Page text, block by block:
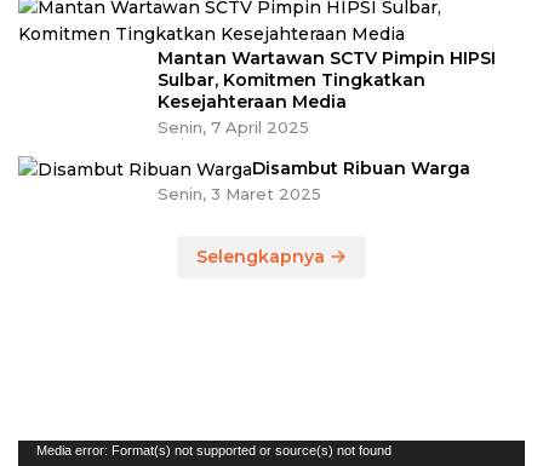
Mantan Wartawan SCTV Pimpin HIPSI
Sulbar, Komitmen Tingkatkan
Kesejahteraan Media
Senin, 7 April 2025
Disambut Ribuan Warga
Senin, 3 Maret 2025
Selengkapnya
Pemutar
Media error: Format(s) not supported or source(s) not found